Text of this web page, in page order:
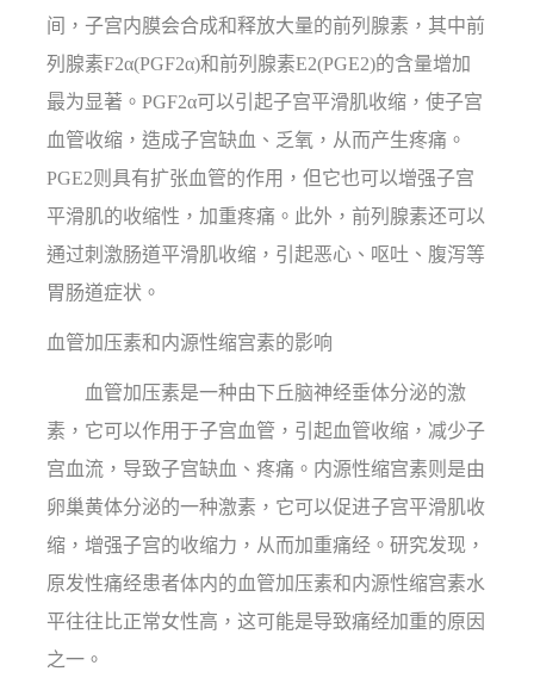
间，子宫内膜会合成和释放大量的前列腺素，其中前
列腺素F2α(PGF2α)和前列腺素E2(PGE2)的含量增加
最为显著。PGF2α可以引起子宫平滑肌收缩，使子宫
血管收缩，造成子宫缺血、乏氧，从而产生疼痛。
PGE2则具有扩张血管的作用，但它也可以增强子宫
平滑肌的收缩性，加重疼痛。此外，前列腺素还可以
通过刺激肠道平滑肌收缩，引起恶心、呕吐、腹泻等
胃肠道症状。
血管加压素和内源性缩宫素的影响
血管加压素是一种由下丘脑神经垂体分泌的激
素，它可以作用于子宫血管，引起血管收缩，减少子
宫血流，导致子宫缺血、疼痛。内源性缩宫素则是由
卵巢黄体分泌的一种激素，它可以促进子宫平滑肌收
缩，增强子宫的收缩力，从而加重痛经。研究发现，
原发性痛经患者体内的血管加压素和内源性缩宫素水
平往往比正常女性高，这可能是导致痛经加重的原因
之一。